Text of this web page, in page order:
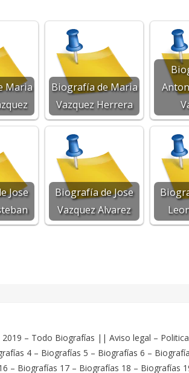
Maria
Biografía de Maria
Vazquez Herrera
Jose
Biografía de Jose
Vazquez Alvarez
– Todo Biografías || Aviso legal –
4 – Biografías 5 – Biografías 6 –
– Biografías 17 – Biografías 18 – Biografías